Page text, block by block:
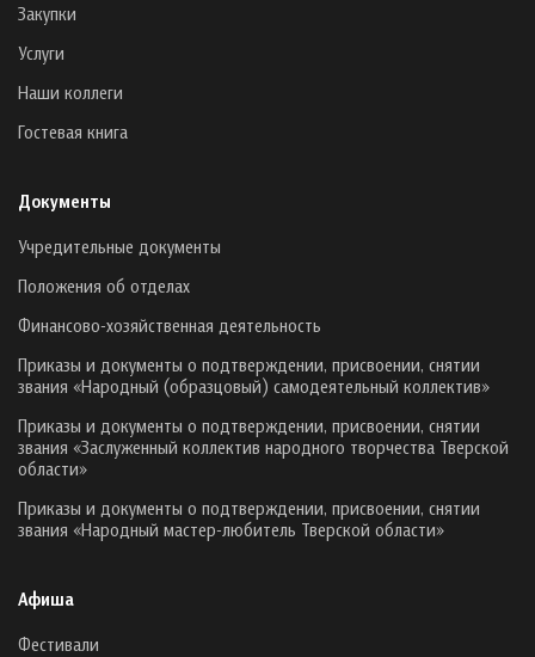
Закупки
Услуги
Наши коллеги
Гостевая книга
Документы
Учредительные документы
Положения об отделах
Финансово-хозяйственная деятельность
Приказы и документы о подтверждении, присвоении, снятии
звания «Народный (образцовый) самодеятельный коллектив»
Приказы и документы о подтверждении, присвоении, снятии
звания «Заслуженный коллектив народного творчества Тверской
области»
Приказы и документы о подтверждении, присвоении, снятии
звания «Народный мастер-любитель Тверской области»
Афиша
Фестивали